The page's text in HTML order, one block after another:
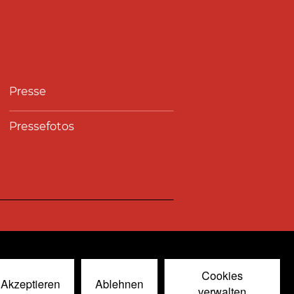
Akzeptieren Ablehnen
Cookies
Presse
Pressefotos